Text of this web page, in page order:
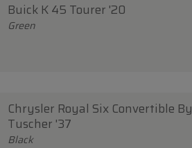
Buick K 45 Tourer '20
Green
Chrysler Royal Six Convertible By
Tuscher '37
Black